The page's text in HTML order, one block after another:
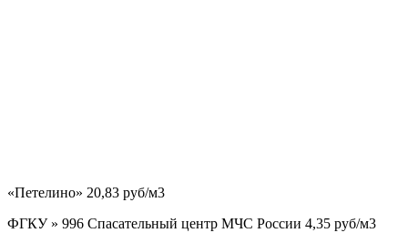
«Петелино» 20,83 руб/м3
ФГКУ » 996 Спасательный центр МЧС России 4,35 руб/м3